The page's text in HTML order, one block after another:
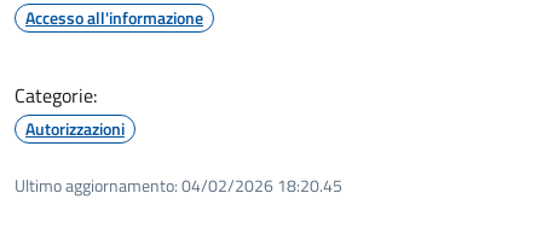
Accesso all'informazione
Categorie:
Autorizzazioni
Ultimo aggiornamento:04/02/2026 18:20.45